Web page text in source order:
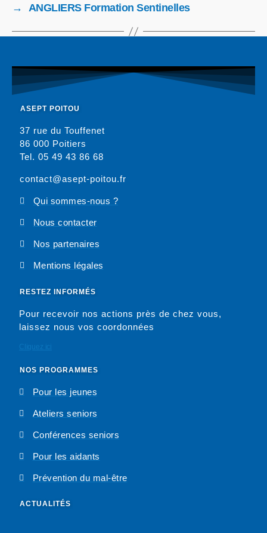
→
ANGLIERS Formation Sentinelles
ASEPT POITOU
37 rue du Touffenet
86 000 Poitiers
Tel. 05 49 43 86 68
contact@asept-poitou.fr
Qui sommes-nous ?
Nous contacter
Nos partenaires
Mentions légales
RESTEZ INFORMÉS
Pour recevoir nos actions près de chez vous,
laissez nous vos coordonnées
Cliquez ici
NOS PROGRAMMES
Pour les jeunes
Ateliers seniors
Conférences seniors
Pour les aidants
Prévention du mal-être
ACTUALITÉS